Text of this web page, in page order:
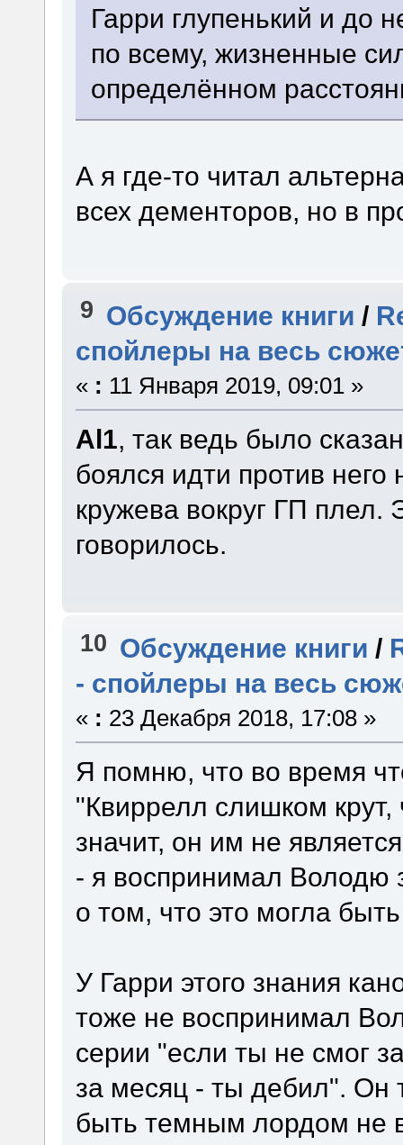
Гарри глупенький и до
по всему, жизненные
определённом
А я где-то читал
всех дементоров, но в
9 Обсуждение книги /
спойлеры на весь
« : 11 Января 2019, 09:01 »
Al1, так ведь было
боялся идти против
кружева вокруг ГП плел.
говорилось.
10 Обсуждение книги /
- спойлеры на весь
« : 23 Декабря 2018, 17:08 »
Я помню, что во время
"Квиррелл слишком
значит, он им не
- я воспринимал Володю
о том, что это могла
У Гарри этого знания
тоже не воспринимал
серии "если ты не смог
за месяц - ты дебил". Он
быть темным лордом не